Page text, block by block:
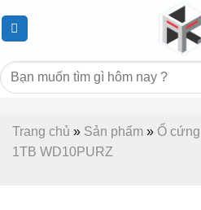
đến
dung
Tìm
kiếm:
Trang chủ » Sản phẩm » Ổ
1TB WD10PURZ